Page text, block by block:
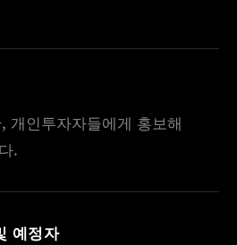
개인투자자들에게 홍보해
.
예정자